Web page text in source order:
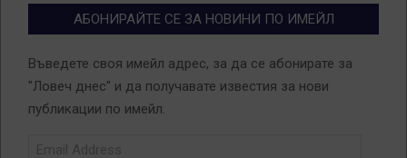
АБОНИРАЙТЕ СЕ ЗА НОВИНИ ПО ИМЕЙЛ
Въведете своя имейл адрес, за да се абонирате за
"Ловеч днес" и да получавате известия за нови
публикации по имейл.